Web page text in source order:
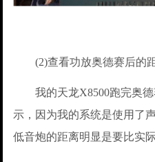
(2)查看功放奥德赛后的
我的天龙X8500跑完奥德
示，因为我的系统是使用了
低音炮的距离明显是要比实际